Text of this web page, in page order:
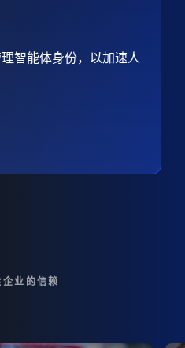
智能体身份，以加速人
业的信赖